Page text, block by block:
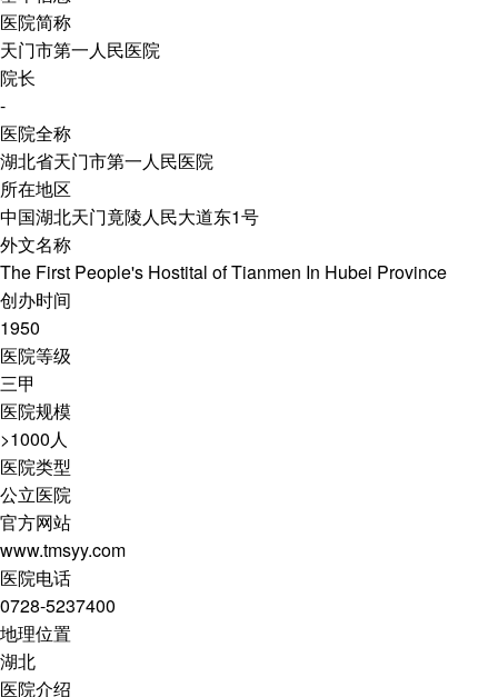
医院简称
天门市第一人民医院
院长
-
医院全称
湖北省天门市第一人民医院
所在地区
中国湖北天门竟陵人民大道东1号
外文名称
The First People's Hostital of Tianmen In Hubei Province
创办时间
1950
医院等级
三甲
医院规模
>1000人
医院类型
公立医院
官方网站
www.tmsyy.com
医院电话
0728-5237400
地理位置
湖北
医院介绍